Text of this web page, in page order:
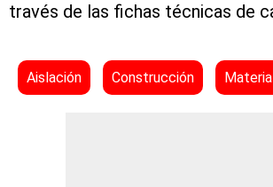
través de las fichas técnicas de
Aislación Construcción